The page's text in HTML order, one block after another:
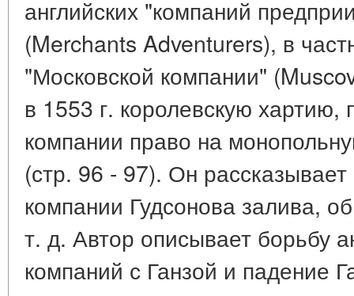
английских "компаний
(Merchants Adventurers), в
"Московской компании"
в 1553 г. королевскую
компании право на
(стр. 96 - 97). Он
компании Гудсонова залива,
т. д. Автор описывает борьбу
компаний с Ганзой и падение